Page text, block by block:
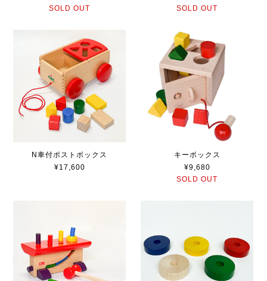
SOLD OUT
SOLD OUT
N車付ポストボックス
¥17,600
キーボックス
¥9,680
SOLD OUT